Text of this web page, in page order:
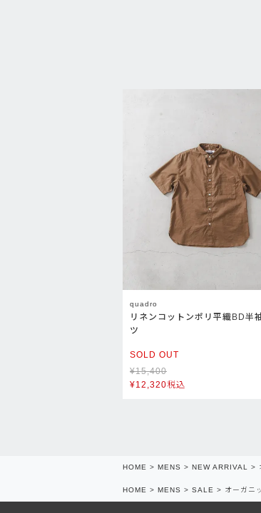
quadro
リネンコットンポリ平織BD半
ツ
SOLD OUT
¥15,400
¥12,320税込
HOME MENS NEW ARRIVAL
HOME MENS SALE オーガニ